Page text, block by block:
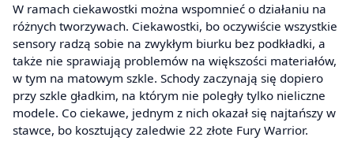
W ramach ciekawostki można wspomnieć o działaniu na
różnych tworzywach. Ciekawostki, bo oczywiście wszystkie
sensory radzą sobie na zwykłym biurku bez podkładki, a
także nie sprawiają problemów na większości materiałów,
w tym na matowym szkle. Schody zaczynają się dopiero
przy szkle gładkim, na którym nie poległy tylko nieliczne
modele. Co ciekawe, jednym z nich okazał się najtańszy w
stawce, bo kosztujący zaledwie 22 złote Fury Warrior.